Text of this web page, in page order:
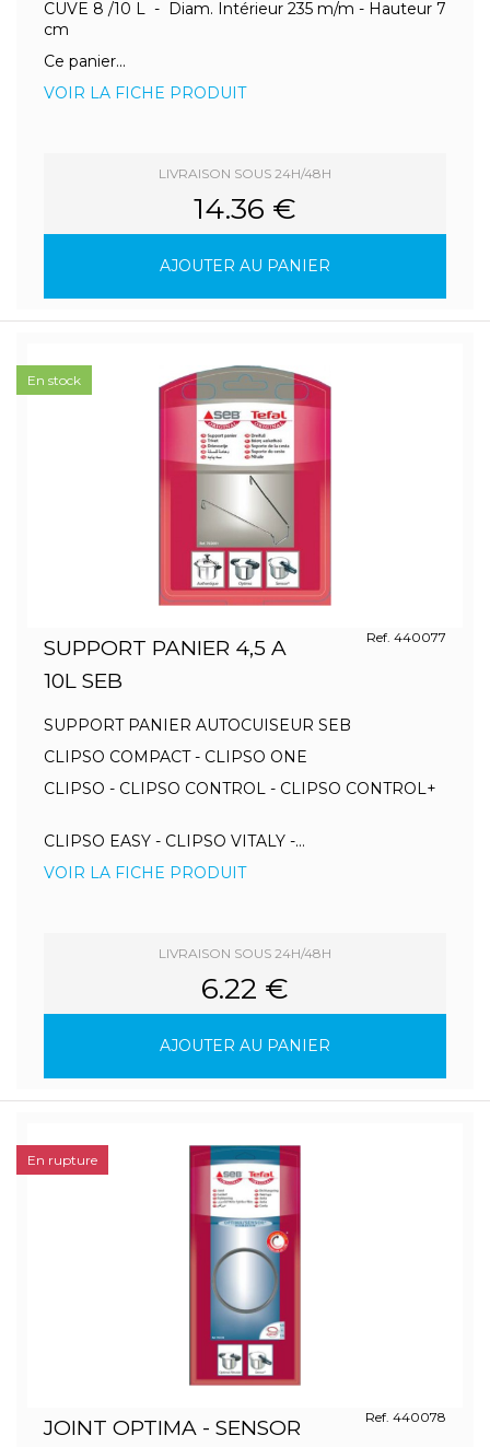
CUVE 8 /10 L - Diam. Intérieur 235 m/m - Hauteur 7
cm
Ce panier...
VOIR LA FICHE PRODUIT
LIVRAISON SOUS 24H/48H
14.36 €
AJOUTER AU PANIER
SUPPORT PANIER 4,5 A
10L SEB
Ref. 440077
SUPPORT PANIER AUTOCUISEUR SEB
CLIPSO COMPACT - CLIPSO ONE
CLIPSO - CLIPSO CONTROL - CLIPSO CONTROL+
CLIPSO EASY - CLIPSO VITALY -...
VOIR LA FICHE PRODUIT
LIVRAISON SOUS 24H/48H
6.22 €
AJOUTER AU PANIER
En stock
JOINT OPTIMA - SENSOR
Ref. 440078
En rupture